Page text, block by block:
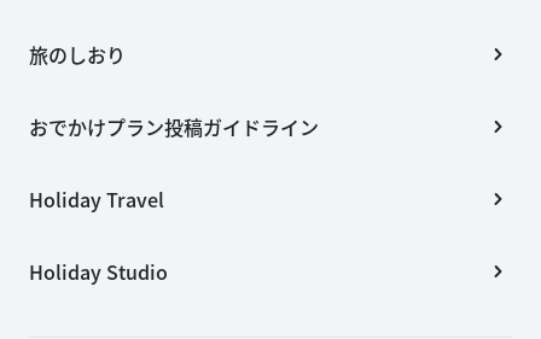
旅のしおり
おでかけプラン投稿ガイドライン
Holiday Travel
Holiday Studio